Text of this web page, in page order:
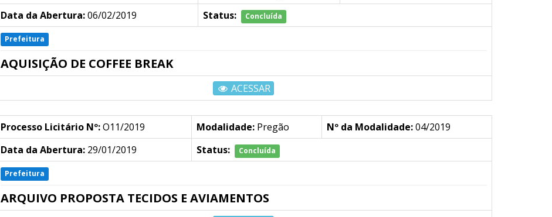
Data da Abertura:06/02/2019 Status: Concluída
Prefeitura
AQUISIÇÃO DE COFFEE BREAK
ACESSAR
Processo Licitário Nº:O11/2019 Modalidade:Pregão Nº da Modalidade:04/2019
Data da Abertura:29/01/2019 Status: Concluída
Prefeitura
ARQUIVO PROPOSTA TECIDOS E AVIAMENTOS